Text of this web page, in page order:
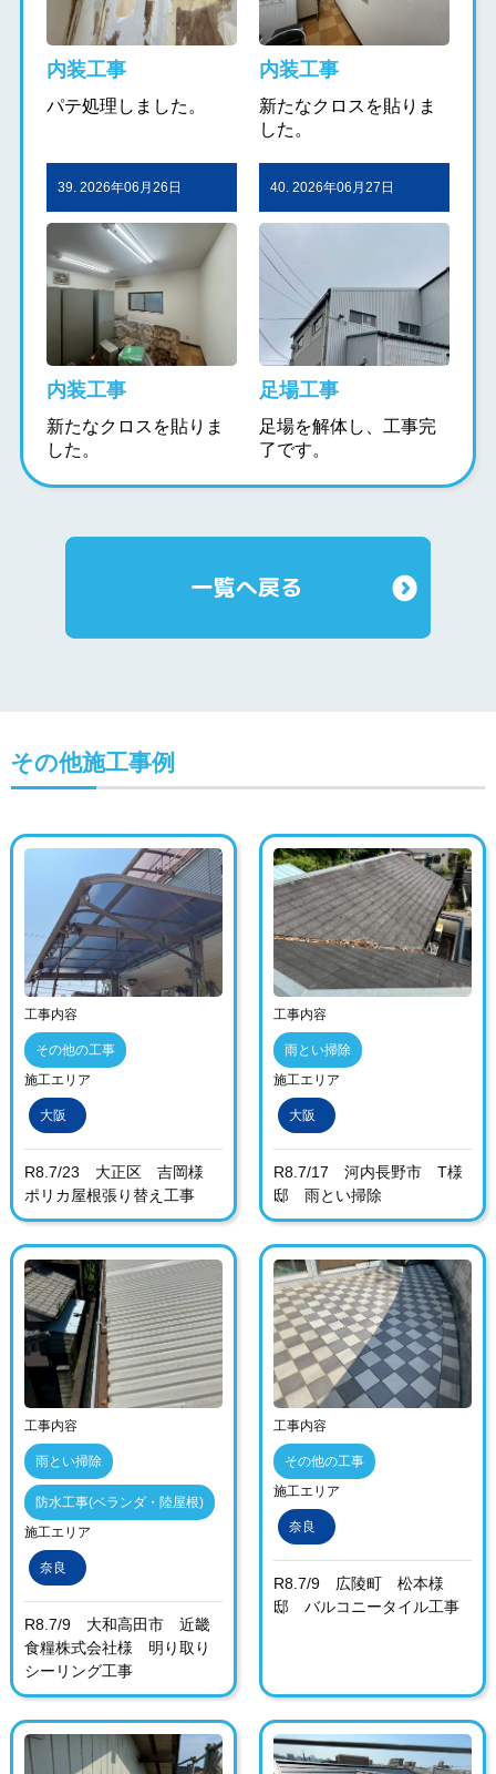
内装工事
パテ処理しました。
内装工事
新たなクロスを貼りま
した。
39. 2026年06月26日
内装工事
新たなクロスを貼りま
した。
40. 2026年06月27日
足場工事
足場を解体し、工事完
了です。
その他施工事例
工事内容
その他の工事
施工エリア
大阪
R8.7/23 大正区 吉岡様
ポリカ屋根張り替え工事
工事内容
雨とい掃除
施工エリア
大阪
R8.7/17 河内長野市 T様
邸 雨とい掃除
工事内容
雨とい掃除
防水工事(ベランダ・陸屋根)
施工エリア
奈良
R8.7/9 大和高田市 近畿
食糧株式会社様 明り取り
シーリング工事
工事内容
その他の工事
施工エリア
奈良
R8.7/9 広陵町 松本様
邸 バルコニータイル工事